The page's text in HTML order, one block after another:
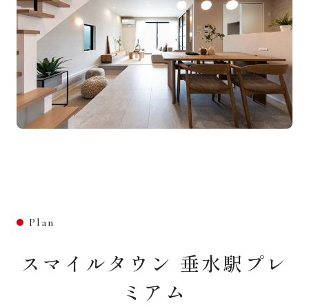
Plan
スマイルタウン 垂水駅プレ
ミアム